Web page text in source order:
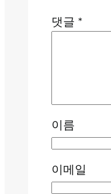
댓글 *
이름
이메일